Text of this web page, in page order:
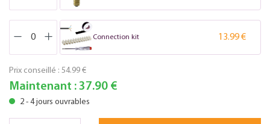
Connection kit 13.99 €
Prix conseillé : 54.99 €
Maintenant : 37.90 €
2 - 4 jours ouvrables